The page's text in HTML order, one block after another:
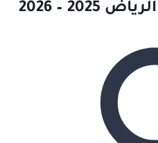
– 2026